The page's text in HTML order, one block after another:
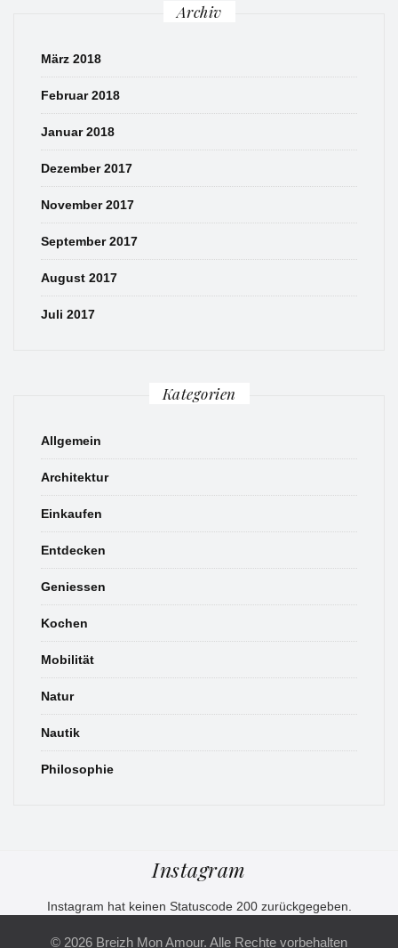
Archiv
März 2018
Februar 2018
Januar 2018
Dezember 2017
November 2017
September 2017
August 2017
Juli 2017
Kategorien
Allgemein
Architektur
Einkaufen
Entdecken
Geniessen
Kochen
Mobilität
Natur
Nautik
Philosophie
Instagram
Instagram hat keinen Statuscode 200 zurückgegeben.
© 2026 Breizh Mon Amour. Alle Rechte vorbehalten